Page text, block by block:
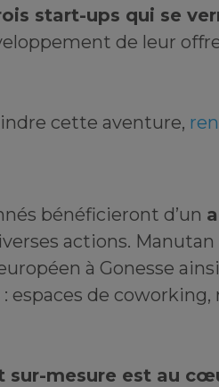
start-ups qui se
de leur
cette aventure,
bénéficieront d’un
actions.
à Gonesse
de coworking,
sur-mesure est au